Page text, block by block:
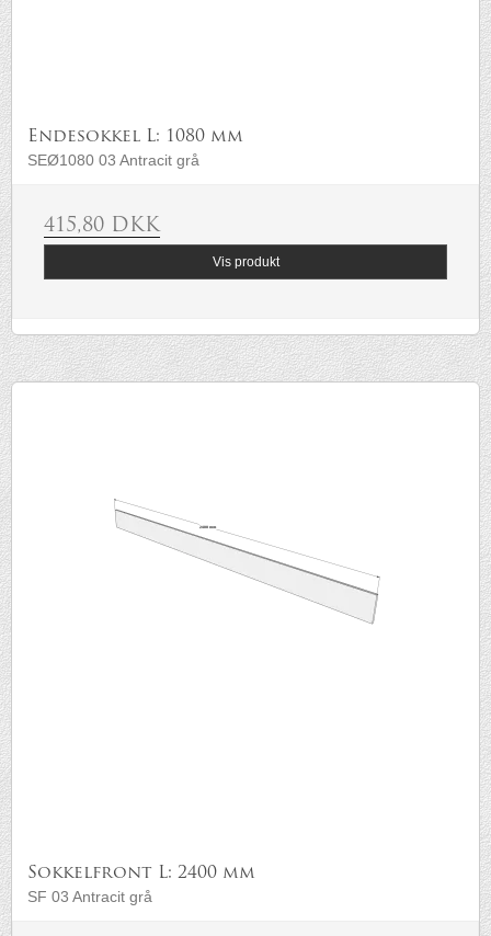
Endesokkel L: 1080 mm
SEØ1080 03 Antracit grå
415,80 DKK
Vis produkt
Sokkelfront L: 2400 mm
SF 03 Antracit grå